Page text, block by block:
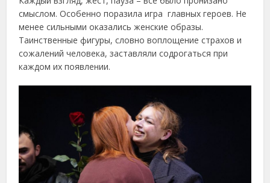
смыслом. Особенно поразила игра главных героев. Не
менее сильными оказались женские образы.
Таинственные фигуры, словно воплощение страхов и
сожалений человека, заставляли содрогаться при
каждом их появлении.